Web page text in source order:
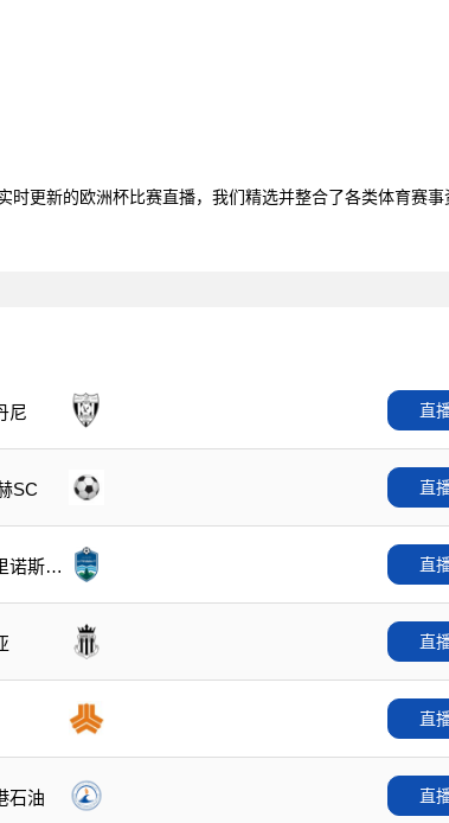
更新的欧洲杯比赛直播，我们精选并整合了各类体育赛事
尼 直
SC 直
诺斯哈
直
直
直
石油 直